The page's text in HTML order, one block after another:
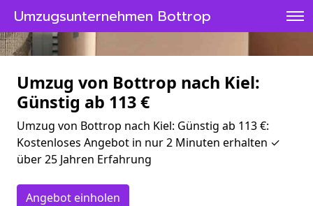
Umzugsunternehmen Bottrop
Umzug von Bottrop nach Kiel:
Günstig ab 113 €
Umzug von Bottrop nach Kiel: Günstig ab 113 €:
Kostenloses Angebot in nur 2 Minuten erhalten ✓
über 25 Jahren Erfahrung
Angebot einholen